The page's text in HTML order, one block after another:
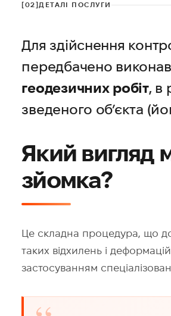
[02] ДЕТАЛІ ПОСЛУГИ
Для здійснення
передбачено
геодезичних робіт, в
зведеного об’єкта
Який вигляд
зйомка?
Це складна процедура, що
таких відхилень і
застосуванням